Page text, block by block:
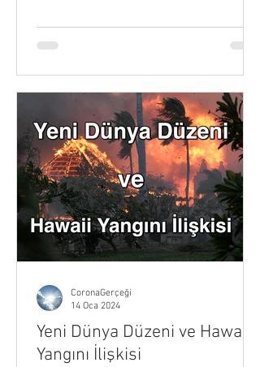
Yeni Dünya Düzeni ve Hawaii
Yangını İlişkisi
CoronaGerçeği
14 Oca 2024